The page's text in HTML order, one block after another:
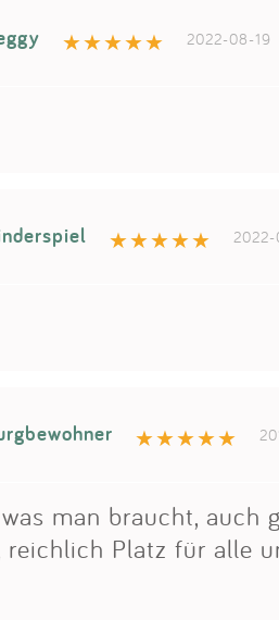
2022-08-19
2022-
man braucht, auch
reichlich Platz für alle